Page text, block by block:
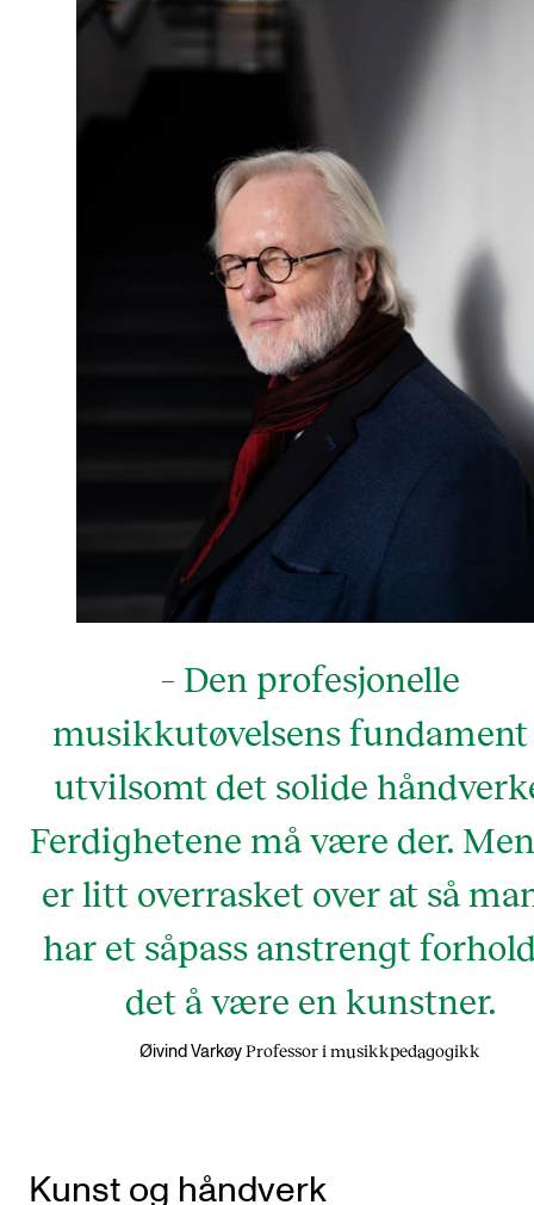
– Den profesjonelle
musikkutøvelsens fundament
utvilsomt det solide
Ferdighetene må være der.
er litt overrasket over at så
har et såpass anstrengt
det å være en kunstner.
Øivind Varkøy Professor i musikkpedagogikk
Kunst og håndverk